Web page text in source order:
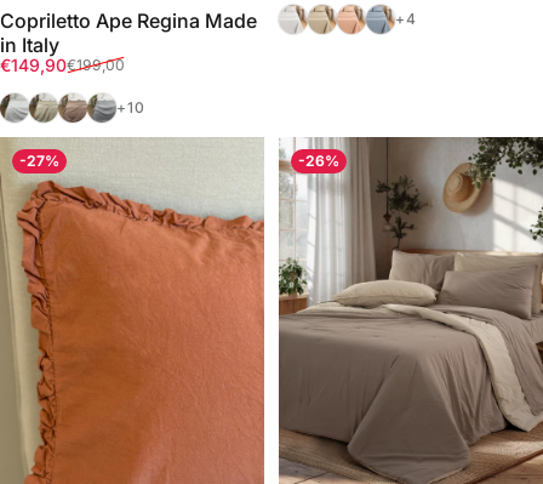
Copriletto Ape Regina Made
in Italy
Prezzo scontato
€149,90
Prezzo di listino
€199,00
Bianco
CordaTortora
Grigio
+10
Bianco
Corda
FardAzzurro Polvere
+4
-27% -26%